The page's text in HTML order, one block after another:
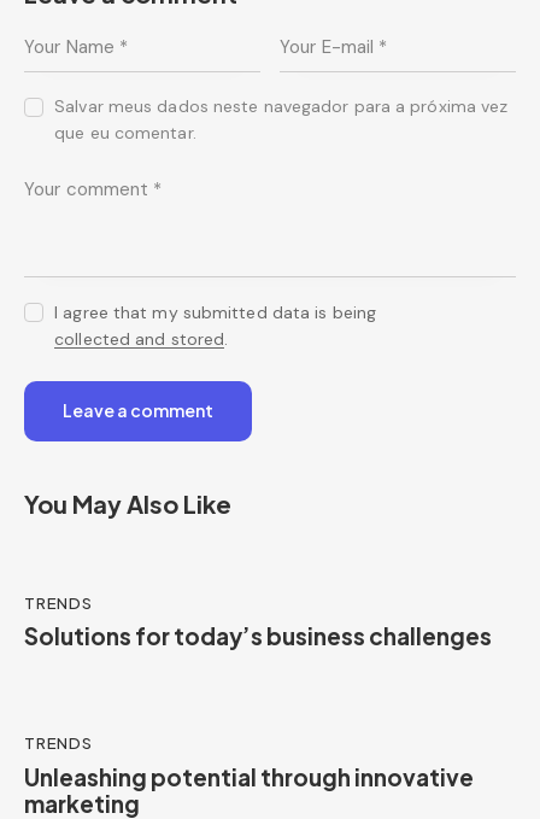
Salvar meus dados neste navegador para a próxima vez
que eu comentar.
I agree that my submitted data is being
collected and stored.
You May Also Like
TRENDS
Solutions for today’s business challenges
TRENDS
Unleashing potential through innovative
marketing